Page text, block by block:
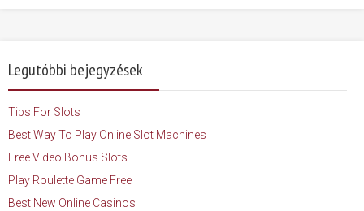
Legutóbbi bejegyzések
Tips For Slots
Best Way To Play Online Slot Machines
Free Video Bonus Slots
Play Roulette Game Free
Best New Online Casinos